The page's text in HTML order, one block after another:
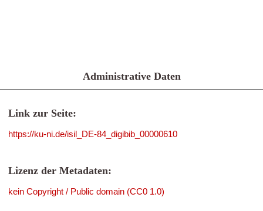
Administrative Daten
Link zur Seite:
https://ku-ni.de/isil_DE-84_digibib_00000610
Lizenz der Metadaten:
kein Copyright / Public domain (CC0 1.0)